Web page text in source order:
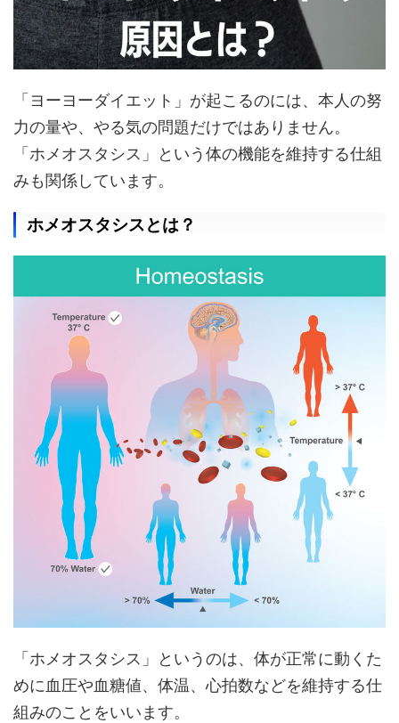
「ヨーヨーダイエット」が起こるのには、本人の努
力の量や、やる気の問題だけではありません。
「ホメオスタシス」という体の機能を維持する仕組
みも関係しています。
ホメオスタシスとは？
「ホメオスタシス」というのは、体が正常に動くた
めに血圧や血糖値、体温、心拍数などを維持する仕
組みのことをいいます。